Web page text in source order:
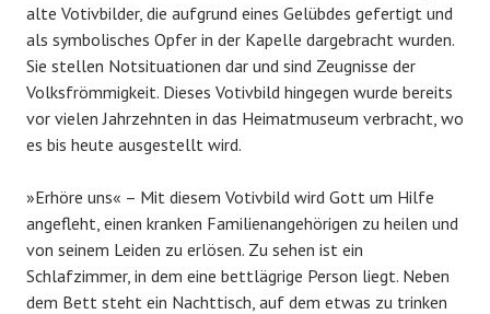
alte Votivbilder, die aufgrund eines Gelübdes gefertigt und
als symbolisches Opfer in der Kapelle dargebracht wurden.
Sie stellen Notsituationen dar und sind Zeugnisse der
Volksfrömmigkeit. Dieses Votivbild hingegen wurde bereits
vor vielen Jahrzehnten in das Heimatmuseum verbracht, wo
es bis heute ausgestellt wird.
»Erhöre uns« – Mit diesem Votivbild wird Gott um Hilfe
angefleht, einen kranken Familienangehörigen zu heilen und
von seinem Leiden zu erlösen. Zu sehen ist ein
Schlafzimmer, in dem eine bettlägrige Person liegt. Neben
dem Bett steht ein Nachttisch, auf dem etwas zu trinken